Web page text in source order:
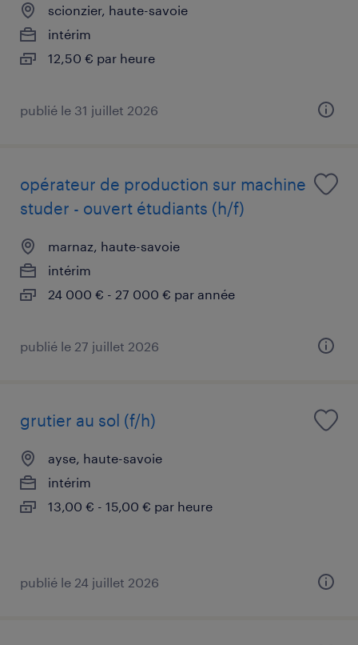
scionzier, haute-savoie
intérim
12,50 € par heure
publié le 31 juillet 2026
opérateur de production sur machine
studer - ouvert étudiants (h/f)
marnaz, haute-savoie
intérim
24 000 € - 27 000 € par année
publié le 27 juillet 2026
grutier au sol (f/h)
ayse, haute-savoie
intérim
13,00 € - 15,00 € par heure
publié le 24 juillet 2026